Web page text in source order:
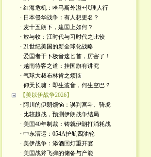
· 红海危机：哈马斯外溢+代理人行
· 日本侵华战争：有人想更名？
· 麦十五朗下，建国上如何？
· 放与收：江时代与习时代之比较
· 21世纪美国的新全球化战略
· 爱国者干下极音速匕首，厉害了！
· 越南待客之道：挂国旗有讲究
· 气球大叔布林肯之烦恼
· 仰天长啸：即生波音，何生空巴？
【美以伊战争2026】
· 阿川的伊朗烦恼：误判宫斗、骑虎
· 比较越战，预测伊朗战争结局
· 美国40年制裁：铸就伊朗打消耗战
· 中东漕运：054A护航四油轮
· 美伊战争：添酒回灯重开宴
· 美国战斧飞弹的储备与产能